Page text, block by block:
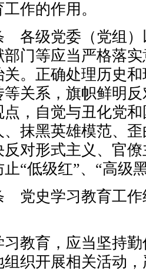
作的作用。
级党委（党组）
部门等应当严格落
。正确处理历史
关系，旗帜鲜明
，自觉与丑化党
、抹黑英雄模范、
对形式主义、官
“低级红”、“高级
史学习教育工作
育，应当坚持勤
组织开展相关活动